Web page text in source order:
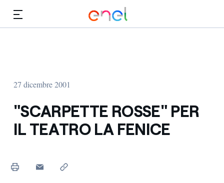
27 dicembre 2001
"SCARPETTE ROSSE" PER
IL TEATRO LA FENICE